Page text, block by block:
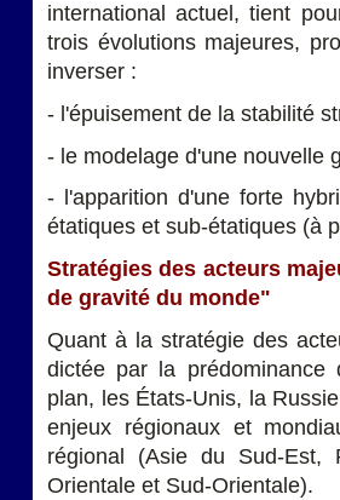
international actuel, tient
trois évolutions majeures,
inverser :
- l'épuisement de la stabilité
- le modelage d'une nouvelle
- l'apparition d'une forte
étatiques et sub-étatiques (à
Stratégies des acteurs
de gravité du monde"
Quant à la stratégie des
dictée par la prédominance
plan, les États-Unis, la
enjeux régionaux et
régional (Asie du Sud-Est,
Orientale et Sud-Orientale).